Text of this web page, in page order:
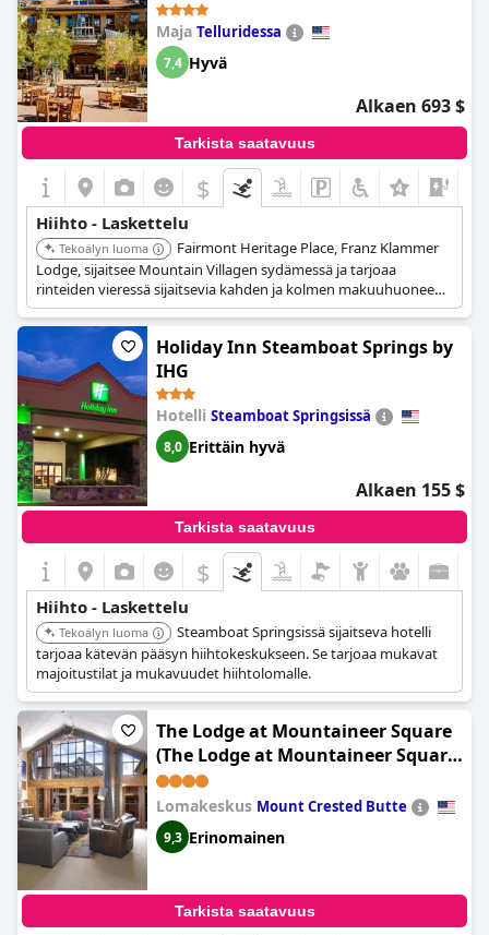
Maja Telluridessa
7,4 Hyvä
Alkaen 693 $
Tarkista saatavuus
$
Hiihto - Laskettelu
Tekoälyn luoma
Fairmont Heritage Place, Franz Klammer
Lodge, sijaitsee Mountain Villagen sydämessä ja tarjoaa
rinteiden vieressä sijaitsevia kahden ja kolmen makuuhuoneen
luksusasuntoja. Se on ympärivuotinen seikkailuparatiisi, jossa
on mukavuuksia, kuten uima-allas, porealtaat ja kylpylä.
Holiday Inn Steamboat Springs by
IHG
Hotelli Steamboat Springsissä
8,0 Erittäin hyvä
Alkaen 155 $
Tarkista saatavuus
$
Hiihto - Laskettelu
Tekoälyn luoma
Steamboat Springsissä sijaitseva hotelli
tarjoaa kätevän pääsyn hiihtokeskukseen. Se tarjoaa mukavat
majoitustilat ja mukavuudet hiihtolomalle.
The Lodge at Mountaineer Square
(The Lodge at Mountaineer Square,
A Vail Resorts Property)
Lomakeskus Mount Crested Butte
9,3 Erinomainen
Tarkista saatavuus